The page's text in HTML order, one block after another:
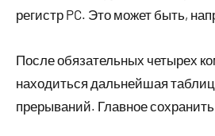
регистр PC. Это может быть,
После обязательных четырех
находиться дальнейшая
прерываний. Главное